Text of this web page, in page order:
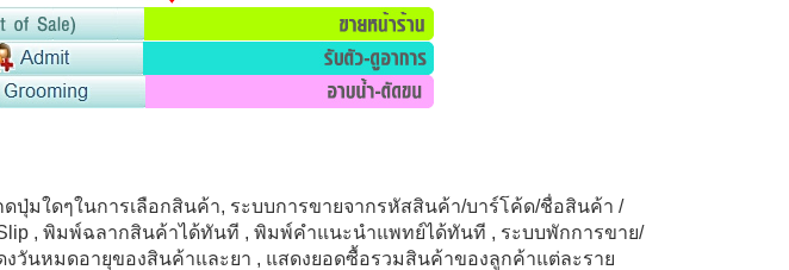
ปุ่มใดๆในการเลือกสินค้า, ระบบการขายจากรหัสสินค้า/บาร์โค้ด/ชื่อสินค้า /
, พิมพ์ฉลากสินค้าได้ทันที , พิมพ์คำแนะนำแพทย์ได้ทันที , ระบบพักการขาย/
งวันหมดอายุของสินค้าและยา , แสดงยอดซื้อรวมสินค้าของลูกค้าแต่ละราย